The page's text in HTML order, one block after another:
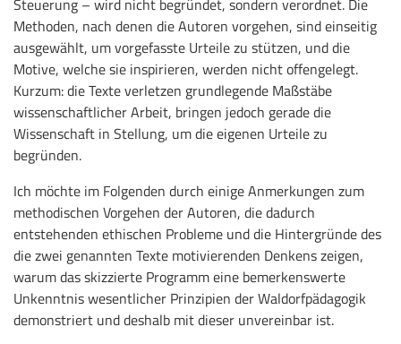
Steuerung – wird nicht begründet, sondern verordnet. Die
Methoden, nach denen die Autoren vorgehen, sind einseitig
ausgewählt, um vorgefasste Urteile zu stützen, und die
Motive, welche sie inspirieren, werden nicht offengelegt.
Kurzum: die Texte verletzen grundlegende Maßstäbe
wissenschaftlicher Arbeit, bringen jedoch gerade die
Wissenschaft in Stellung, um die eigenen Urteile zu
begründen.
Ich möchte im Folgenden durch einige Anmerkungen zum
methodischen Vorgehen der Autoren, die dadurch
entstehenden ethischen Probleme und die Hintergründe des
die zwei genannten Texte motivierenden Denkens zeigen,
warum das skizzierte Programm eine bemerkenswerte
Unkenntnis wesentlicher Prinzipien der Waldorfpädagogik
demonstriert und deshalb mit dieser unvereinbar ist.